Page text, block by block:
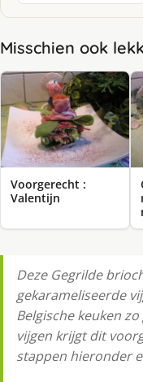
Misschien ook
Voorgerecht :
Valentijn
Deze Gegrilde
gekarameliseerde
Belgische keuken
vijgen krijgt dit
stappen hieronder